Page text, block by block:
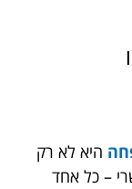
היא לא רק
– כל אחד